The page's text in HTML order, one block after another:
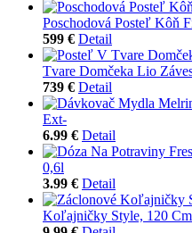
Poschodová Posteľ Kôň
599 € Detail
Tvare Domčeka Lio
739 € Detail
Ext-
6.99 € Detail
0,6l
3.99 € Detail
Koľajničky Style, 120 Cm